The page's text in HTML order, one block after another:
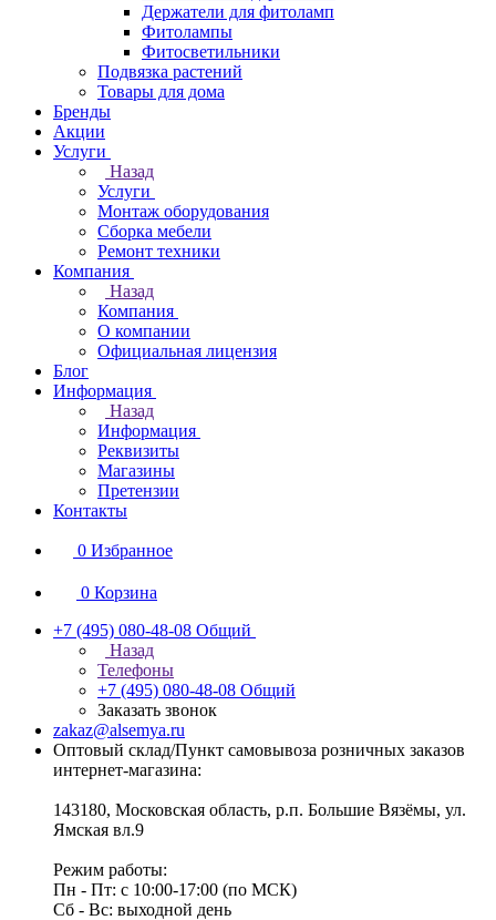
Держатели для фитоламп
Фитолампы
Фитосветильники
Подвязка растений
Товары для дома
Бренды
Акции
Услуги
Назад
Услуги
Монтаж оборудования
Сборка мебели
Ремонт техники
Компания
Назад
Компания
О компании
Официальная лицензия
Блог
Информация
Назад
Информация
Реквизиты
Магазины
Претензии
Контакты
0 Избранное
0 Корзина
+7 (495) 080-48-08 Общий
Назад
Телефоны
+7 (495) 080-48-08 Общий
Заказать звонок
zakaz@alsemya.ru
Оптовый склад/Пункт самовывоза розничных заказов
интернет-магазина:
143180, Московская область, р.п. Большие Вязёмы, ул.
Ямская вл.9
Режим работы:
Пн - Пт: с 10:00-17:00 (по МСК)
Сб - Вс: выходной день